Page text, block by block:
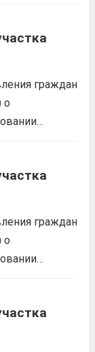
граждан
о
граждан
о